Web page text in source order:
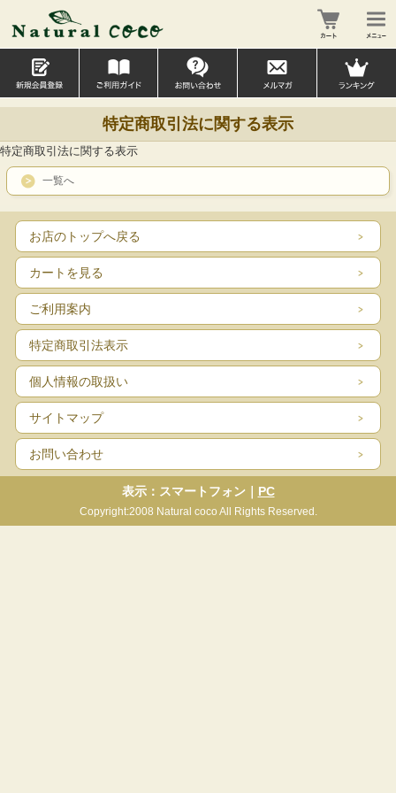
特定商取引法に関する表示
特定商取引法に関する表示
一覧へ
お店のトップへ戻る
カートを見る
ご利用案内
特定商取引法表示
個人情報の取扱い
サイトマップ
お問い合わせ
表示：スマートフォン｜ PC
Copyright:2008 Natural coco All Rights Reserved.